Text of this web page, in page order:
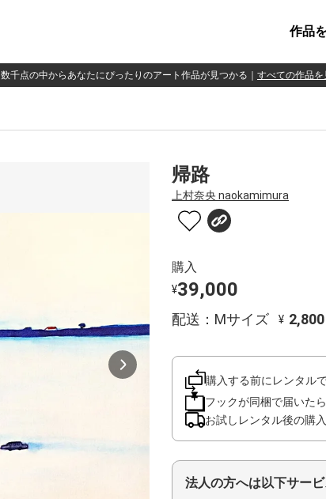
作品
数千点の中からあなたにぴったりのアート作品が見つかる すべての作品を
帰路
上村奈央 naokamimura
購入
¥39,000
配送：Mサイズ ¥ 2,800
購入する前にレンタル
フックが同梱で届いた
お試しレンタル後の購
法人の方へは以下サー